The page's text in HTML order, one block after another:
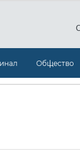
Общество